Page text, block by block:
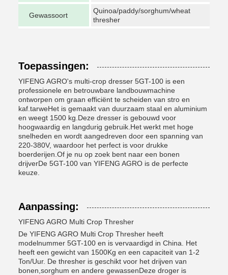
Gewassoort
Quinoa/paddy/sorghum/wheat
thresher
Toepassingen:
YIFENG AGRO's multi-crop dresser 5GT-100 is een
professionele en betrouwbare landbouwmachine
ontworpen om graan efficiënt te scheiden van stro en
kaf.tarweHet is gemaakt van duurzaam staal en aluminium
en weegt 1500 kg.Deze dresser is gebouwd voor
hoogwaardig en langdurig gebruik.Het werkt met hoge
snelheden en wordt aangedreven door een spanning van
220-380V, waardoor het perfect is voor drukke
boerderijen.Of je nu op zoek bent naar een bonen
drijverDe 5GT-100 van YIFENG AGRO is de perfecte
keuze.
Aanpassing:
YIFENG AGRO Multi Crop Thresher
De YIFENG AGRO Multi Crop Thresher heeft
modelnummer 5GT-100 en is vervaardigd in China. Het
heeft een gewicht van 1500Kg en een capaciteit van 1-2
Ton/Uur. De thresher is geschikt voor het drijven van
bonen,sorghum en andere gewassenDeze droger is